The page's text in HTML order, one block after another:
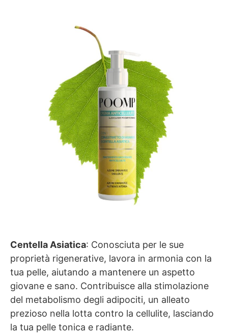
Centella Asiatica: Conosciuta per le sue
proprietà rigenerative, lavora in armonia con la
tua pelle, aiutando a mantenere un aspetto
giovane e sano. Contribuisce alla stimolazione
del metabolismo degli adipociti, un alleato
prezioso nella lotta contro la cellulite, lasciando
la tua pelle tonica e radiante.